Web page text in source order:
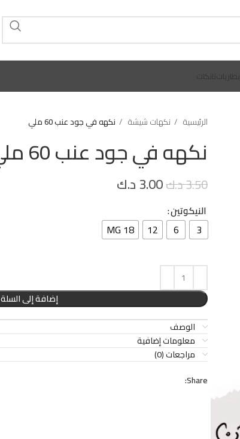
بطاريات تانكات
الرئيسية نكهات شيشة نكهه في جود عنب 60 ملي
نكهه في جود عنب 60 ملي
3.50د.ك3.00د.ك
النيكوتين
3
6
12
18 MG
إضافة إلى السلة
الوصف
معلومات إضافية
مراجعات (0)
Share: